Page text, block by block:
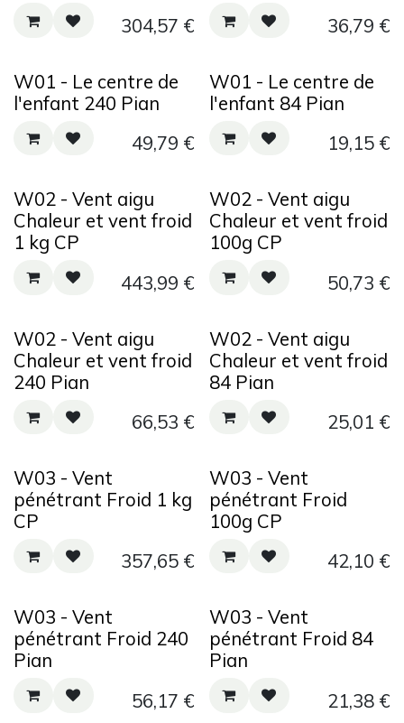
304,57 €
36,79 €
W01 - Le centre de
l'enfant 240 Pian
49,79 €
W01 - Le centre de
l'enfant 84 Pian
19,15€
W02 - Vent aigu
Chaleur et vent froid
1 kg CP
443,99 €
W02 - Vent aigu
Chaleur et vent froid
100g CP
50,73 €
W02 - Vent aigu
Chaleur et vent froid
240 Pian
66,53 €
W02 - Vent aigu
Chaleur et vent froid
84 Pian
25,01 €
W03 - Vent
pénétrant Froid 1 kg
CP
357,65€
W03 - Vent
pénétrant Froid
100g CP
42,10 €
W03 - Vent
pénétrant Froid 240
Pian
56,17 €
W03 - Vent
pénétrant Froid 84
Pian
21,38€